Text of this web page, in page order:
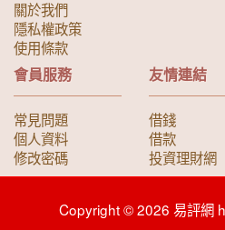
關於我們
隱私權政策
使用條款
會員服務
常見問題
個人資料
修改密碼
友情連結
借錢
借款
投資理財網
Copyright © 2026 易評網